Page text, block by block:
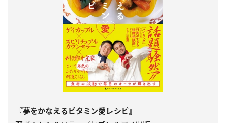
『夢をかなえるビタミン愛レシピ』